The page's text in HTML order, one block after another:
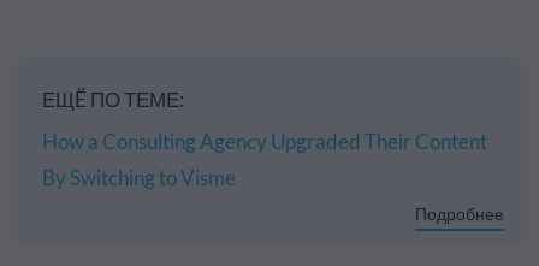
ЕЩË ПО ТЕМЕ:
How a Consulting Agency Upgraded Their Content
By Switching to Visme
Подробнее